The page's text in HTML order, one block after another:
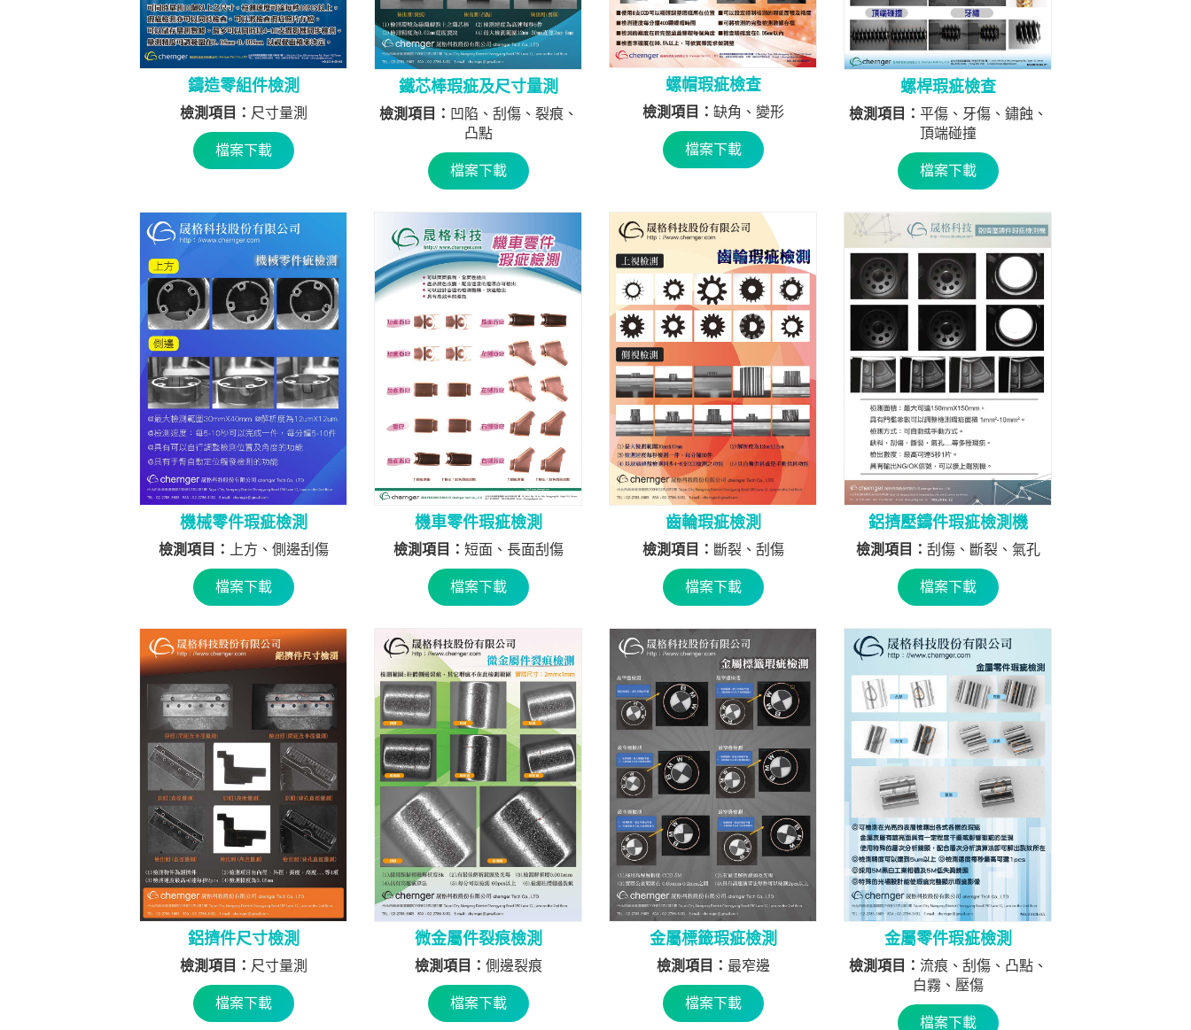
鑄造零組件檢測
檢測項目： 尺寸量測
檔案下載
鐵芯棒瑕疵及尺寸量測
檢測項目： 凹陷、刮傷、裂痕、
凸點
檔案下載
螺帽瑕疵檢查
檢測項目： 缺角、變形
檔案下載
螺桿瑕疵檢查
檢測項目： 平傷、牙傷、鏽蝕、
頂端碰撞
檔案下載
機械零件瑕疵檢測
檢測項目： 上方、側邊刮傷
檔案下載
機車零件瑕疵檢測
檢測項目： 短面、長面刮傷
檔案下載
齒輪瑕疵檢測
檢測項目： 斷裂、刮傷
檔案下載
鋁擠壓鑄件瑕疵檢測機
檢測項目： 刮傷、斷裂、氣孔
檔案下載
鋁擠件尺寸檢測
檢測項目： 尺寸量測
檔案下載
微金屬件裂痕檢測
檢測項目： 側邊裂痕
檔案下載
金屬標籤瑕疵檢測
檢測項目： 最窄邊
檔案下載
金屬零件瑕疵檢測
檢測項目： 流痕、刮傷、凸點、
白霧、壓傷
檔案下載